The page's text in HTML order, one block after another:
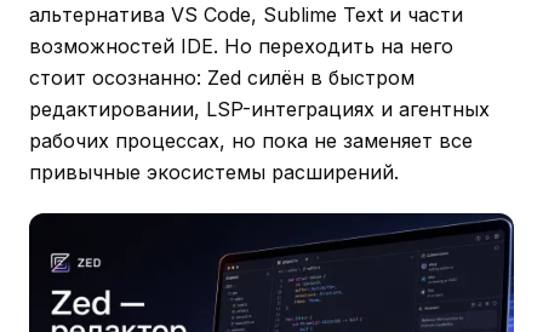
альтернатива VS Code, Sublime Text и части
возможностей IDE. Но переходить на него
стоит осознанно: Zed силён в быстром
редактировании, LSP-интеграциях и агентных
рабочих процессах, но пока не заменяет все
привычные экосистемы расширений.